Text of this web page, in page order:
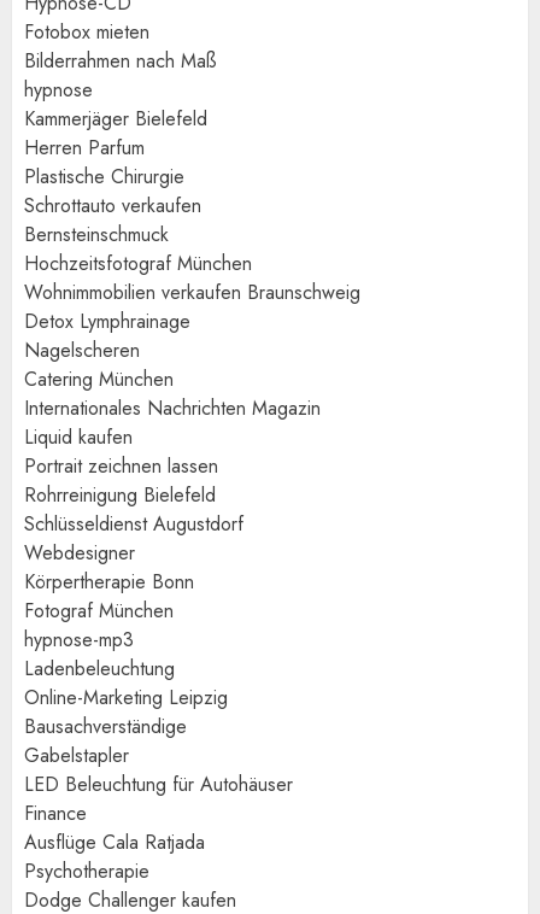
Fotobox mieten
Bilderrahmen nach Maß
hypnose
Kammerjäger Bielefeld
Herren Parfum
Plastische Chirurgie
Schrottauto verkaufen
Bernsteinschmuck
Hochzeitsfotograf München
Wohnimmobilien verkaufen Braunschweig
Detox Lymphrainage
Nagelscheren
Catering München
Internationales Nachrichten Magazin
Liquid kaufen
Portrait zeichnen lassen
Rohrreinigung Bielefeld
Schlüsseldienst Augustdorf
Webdesigner
Körpertherapie Bonn
Fotograf München
hypnose-mp3
Ladenbeleuchtung
Online-Marketing Leipzig
Bausachverständige
Gabelstapler
LED Beleuchtung für Autohäuser
Finance
Ausflüge Cala Ratjada
Psychotherapie
Dodge Challenger kaufen